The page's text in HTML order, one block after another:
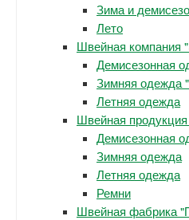
Зима и
Лето
Швейная компания
Демисезонная
Зимняя одежда
Летняя одежда
Швейная
Демисезонная
Зимняя одежда
Летняя одежда
Ремни
Швейная фабрика